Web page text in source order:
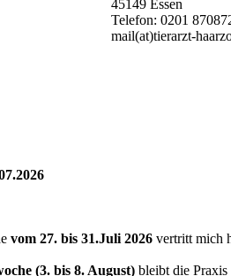
45149 Essen
Telefon: 0201
mail(at)tierarzt-
vom 27. bis 31.Juli 2026 vertritt mich
(3. bis 8. August) bleibt die Praxis